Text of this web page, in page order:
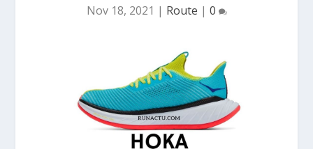
Nov 18, 2021 | Route | 0